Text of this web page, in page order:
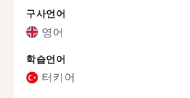
구사언어
영어
학습언어
터키어